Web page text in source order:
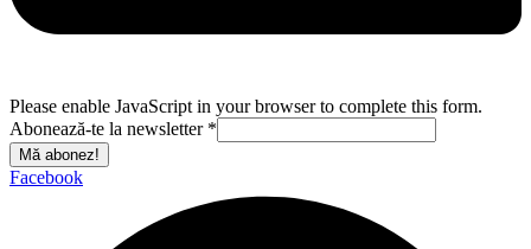
Please enable JavaScript in your browser to complete this form.
Abonează-te la newsletter *
Mă abonez!
Facebook